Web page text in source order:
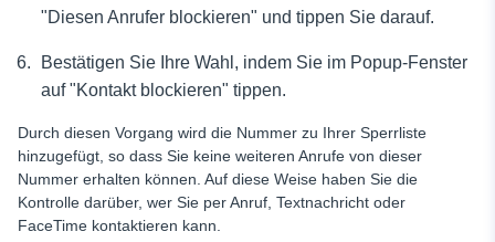
"Diesen Anrufer blockieren" und tippen Sie darauf.
Bestätigen Sie Ihre Wahl, indem Sie im Popup-Fenster
auf "Kontakt blockieren" tippen.
Durch diesen Vorgang wird die Nummer zu Ihrer Sperrliste
hinzugefügt, so dass Sie keine weiteren Anrufe von dieser
Nummer erhalten können. Auf diese Weise haben Sie die
Kontrolle darüber, wer Sie per Anruf, Textnachricht oder
FaceTime kontaktieren kann.